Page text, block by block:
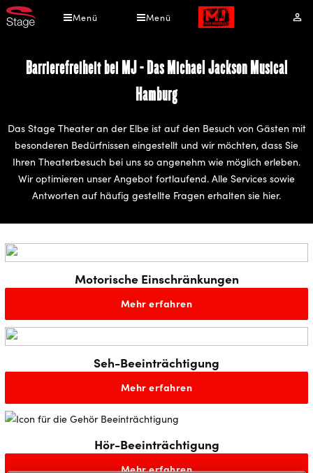
Direkt
zum
Menü Menü
Barrierefreiheit bei MJ - Das Michael Jackson Musical
Hamburg
Das Stage Theater an der Elbe ist auf den Besuch von Gästen mit
besonderen Bedürfnissen eingestellt und wir möchten, dass Sie
Ihren Theaterbesuch bei uns so angenehm wie möglich erleben.
Wir optimieren unser Angebot fortlaufend. Alle Services sowie
Antworten auf häufig gestellte Fragen erhalten sie hier.
Motorische Einschränkungen
Mehr erfahren
Seh-Beeinträchtigung
Mehr erfahren
Hör-Beeinträchtigung
Mehr erfahren